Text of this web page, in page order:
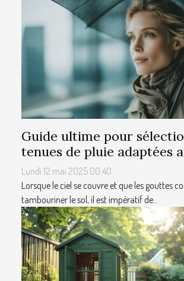
Guide ultime pour
tenues de pluie adaptées
Lundi 12 mai 2025 00:40
Lorsque le ciel se couvre et que les gouttes
tambouriner le sol, il est impératif de...